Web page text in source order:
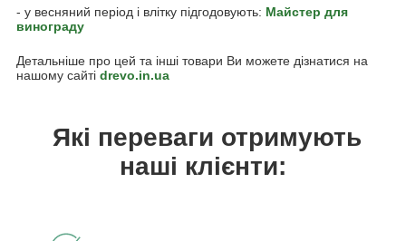
- у весняний період і влітку підгодовують: Майстер для
винограду
Детальніше про цей та інші товари Ви можете дізнатися на
нашому сайті drevo.in.ua
Які переваги отримують
наші клієнти: